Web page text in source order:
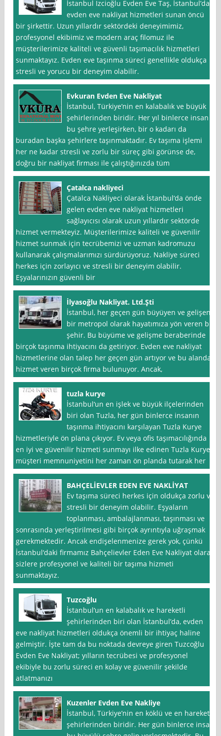
İstanbul Izcioğlu Evden Eve Taş, İstanbul’da
evden eve nakliyat hizmetleri sunan öncü
bir şirkettir. Uzun yıllardır sektördeki deneyimimiz,
profesyonel ekibimiz ve modern araç filomuz ile
müşterilerimize kaliteli ve güvenli taşımacılık hizmetleri
sunmaktayız. Evden eve taşınma süreci genellikle oldukça
stresli ve yorucu bir deneyim olabilir.
Evkuran Evden Eve Nakliyat
İstanbul, Türkiye’nin en kalabalık ve büyük
şehirlerinden biridir. Her yıl binlerce insan
bu şehre yerleşirken, bir o kadarı da
buradan başka şehirlere taşınmaktadır. Ev taşıma işlemi
her ne kadar stresli ve zorlu bir süreç gibi görünse de,
doğru bir nakliyat firması ile çalıştığınızda tüm
Çatalca nakliyeci
Çatalca Nakliyeci olarak İstanbul‘da önde
gelen evden eve nakliyat hizmetleri
sağlayıcısı olarak uzun yıllardır sektörde
hizmet vermekteyiz. Müşterilerimize kaliteli ve güvenilir
hizmet sunmak için tecrübemizi ve uzman kadromuzu
kullanarak çalışmalarımızı sürdürüyoruz. Nakliye süreci
herkes için zorlayıcı ve stresli bir deneyim olabilir.
Eşyalarınızın güvenli bir
İlyasoğlu Nakliyat. Ltd.Şti
İstanbul, her geçen gün büyüyen ve gelişen
bir metropol olarak hayatımıza yön veren bir
şehir. Bu büyüme ve gelişme beraberinde
birçok taşınma ihtiyacını da getiriyor. Evden eve nakliyat
hizmetlerine olan talep her geçen gün artıyor ve bu alanda
hizmet veren birçok firma bulunuyor. Ancak,
tuzla kurye
İstanbul‘un en işlek ve büyük ilçelerinden
biri olan Tuzla, her gün binlerce insanın
taşınma ihtiyacını karşılayan Tuzla Kurye
hizmetleriyle ön plana çıkıyor. Ev veya ofis taşımacılığında
en iyi ve güvenilir hizmeti sunmayı ilke edinen Tuzla Kurye,
müşteri memnuniyetini her zaman ön planda tutarak her
BAHÇELİEVLER EDEN EVE NAKLİYAT
Ev taşıma süreci herkes için oldukça zorlu ve
stresli bir deneyim olabilir. Eşyaların
toplanması, ambalajlanması, taşınması ve
sonrasında yerleştirilmesi gibi birçok ayrıntıyla uğraşmak
gerekmektedir. Ancak endişelenmenize gerek yok, çünkü
İstanbul‘daki firmamız Bahçelievler Eden Eve Nakliyat olarak
sizlere profesyonel ve kaliteli bir taşıma hizmeti
sunmaktayız.
Tuzcoğlu
İstanbul‘un en kalabalık ve hareketli
şehirlerinden biri olan İstanbul’da, evden
eve nakliyat hizmetleri oldukça önemli bir ihtiyaç haline
gelmiştir. İşte tam da bu noktada devreye giren Tuzcoğlu
Evden Eve Nakliyat; yılların tecrübesi ve profesyonel
ekibiyle bu zorlu süreci en kolay ve güvenilir şekilde
atlatmanızı
Kuzenler Evden Eve Nakliye
İstanbul, Türkiye’nin en köklü ve en hareketli
şehirlerinden biridir. Her gün binlerce insan